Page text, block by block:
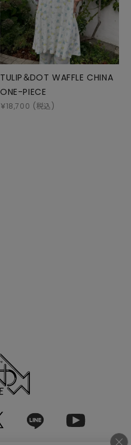
TULIP＆DOT WAFFLE CHINA
ONE-PIECE
￥18,700 (税込)